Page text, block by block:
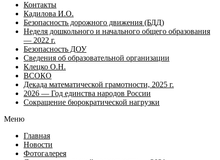
Контакты
Кадилова И.О.
Безопасность дорожного движения (БДД)
Неделя дошкольного и начального общего образования
— 2022 г.
Безопасность ДОУ
Сведения об образовательной организации
Клецко О.Н.
ВСОКО
Декада математической грамотности, 2025 г.
2026 — Год единства народов России
Сокращение бюрократической нагрузки
Меню
Главная
Новости
Фотогалерея